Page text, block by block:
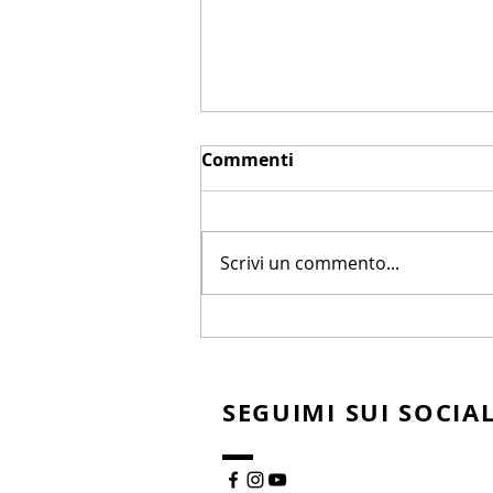
HEMP FU CON PASTA DI
Commenti
Scrivi un commento...
SEGUIMI SUI